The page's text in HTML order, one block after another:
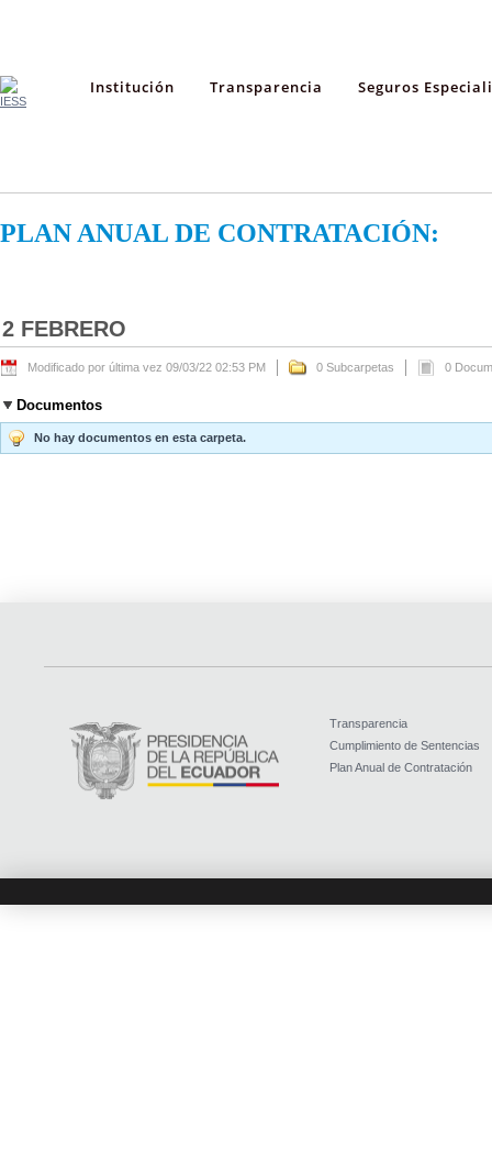
Institución Transparencia Seguros
PLAN ANUAL DE CONTRATACIÓN:
2 FEBRERO
Modificado por última vez 09/03/22 02:53 PM 0 Subcarpetas 0
Documentos
No hay documentos en esta carpeta.
Transparencia
Cumplimiento de Sentencias
Plan Anual de Contratación